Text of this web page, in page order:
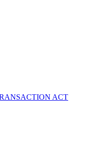
ACT